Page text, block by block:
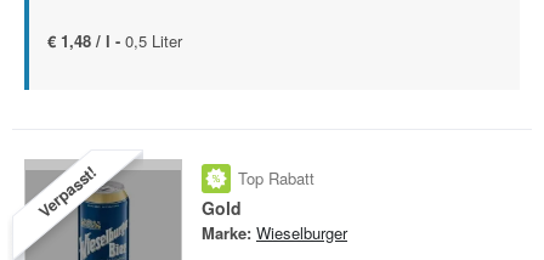
€ 1,48 / l - 0,5 Liter
Verpasst! Top Rabatt
Gold
Marke: Wieselburger